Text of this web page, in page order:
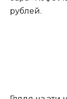
рублей.